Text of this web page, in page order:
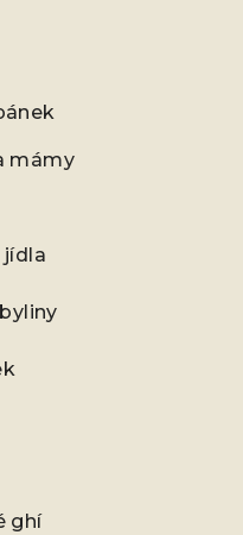
mámy
jídla
ghí